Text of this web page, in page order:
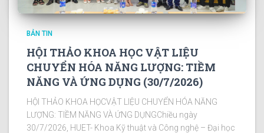
BẢN TIN
HỘI THẢO KHOA HỌC VẬT LIỆU
CHUYỂN HÓA NĂNG LƯỢNG: TIỀM
NĂNG VÀ ỨNG DỤNG (30/7/2026)
HỘI THẢO KHOA HỌCVẬT LIỆU CHUYỂN HÓA NĂNG
LƯỢNG: TIỀM NĂNG VÀ ỨNG DỤNGChiều ngày
30/7/2026, HUET- Khoa Kỹ thuật và Công nghệ – Đại học